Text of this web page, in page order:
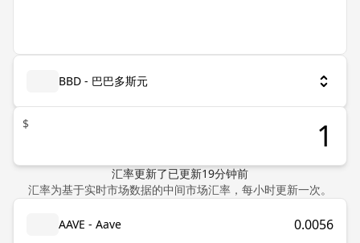
BBD - 巴巴多斯元
$
汇率更新了已更新19分钟前
汇率为基于实时市场数据的中间市场汇率，每小时更新一次。
AAVE - Aave 0.0056